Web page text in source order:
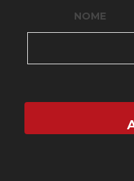
NOME